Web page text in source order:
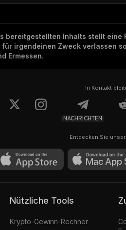
bereitgestellten Inhalts stellt
irgendeinen Zweck verlassen
Ermessen.
In Kontakt
NACHRICHTEN
Entdecken Sie
Nützliche Tools
Krypto-Gewinn-Rechner